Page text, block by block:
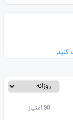
کنید
90امتیاز